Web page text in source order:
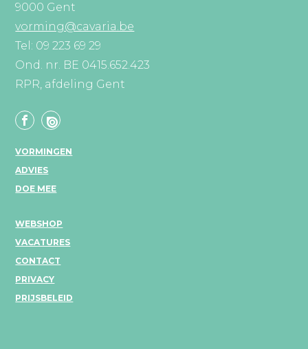
9000 Gent
vorming@cavaria.be
Tel: 09 223 69 29
Ond. nr. BE 0415.652.423
RPR, afdeling Gent
VORMINGEN
ADVIES
DOE MEE
WEBSHOP
VACATURES
CONTACT
PRIVACY
PRIJSBELEID